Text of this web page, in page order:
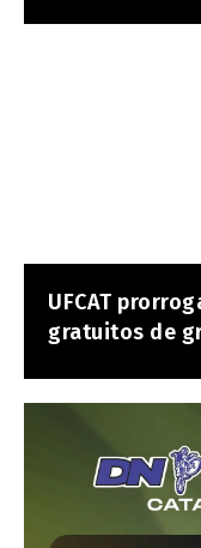
UFCAT
gratuitos de